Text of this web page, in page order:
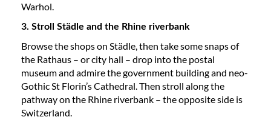
Warhol.
3. Stroll Städle and the Rhine riverbank
Browse the shops on Städle, then take some snaps of
the Rathaus – or city hall – drop into the postal
museum and admire the government building and neo-
Gothic St Florin’s Cathedral. Then stroll along the
pathway on the Rhine riverbank – the opposite side is
Switzerland.